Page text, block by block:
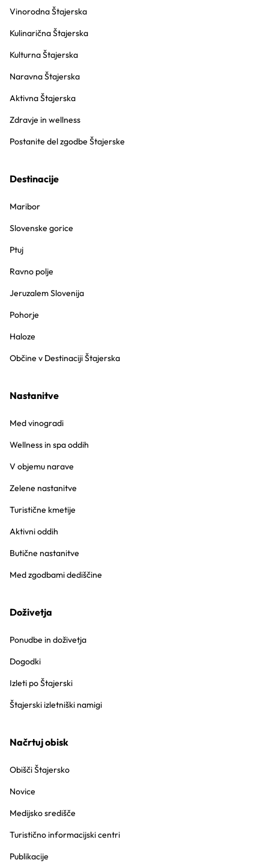
Vinorodna Štajerska
Kulinarična Štajerska
Kulturna Štajerska
Naravna Štajerska
Aktivna Štajerska
Zdravje in wellness
Postanite del zgodbe Štajerske
Destinacije
Maribor
Slovenske gorice
Ptuj
Ravno polje
Jeruzalem Slovenija
Pohorje
Haloze
Občine v Destinaciji Štajerska
Nastanitve
Med vinogradi
Wellness in spa oddih
V objemu narave
Zelene nastanitve
Turistične kmetije
Aktivni oddih
Butične nastanitve
Med zgodbami dediščine
Doživetja
Ponudbe in doživetja
Dogodki
Izleti po Štajerski
Štajerski izletniški namigi
Načrtuj obisk
Obišči Štajersko
Novice
Medijsko središče
Turistično informacijski centri
Publikacije